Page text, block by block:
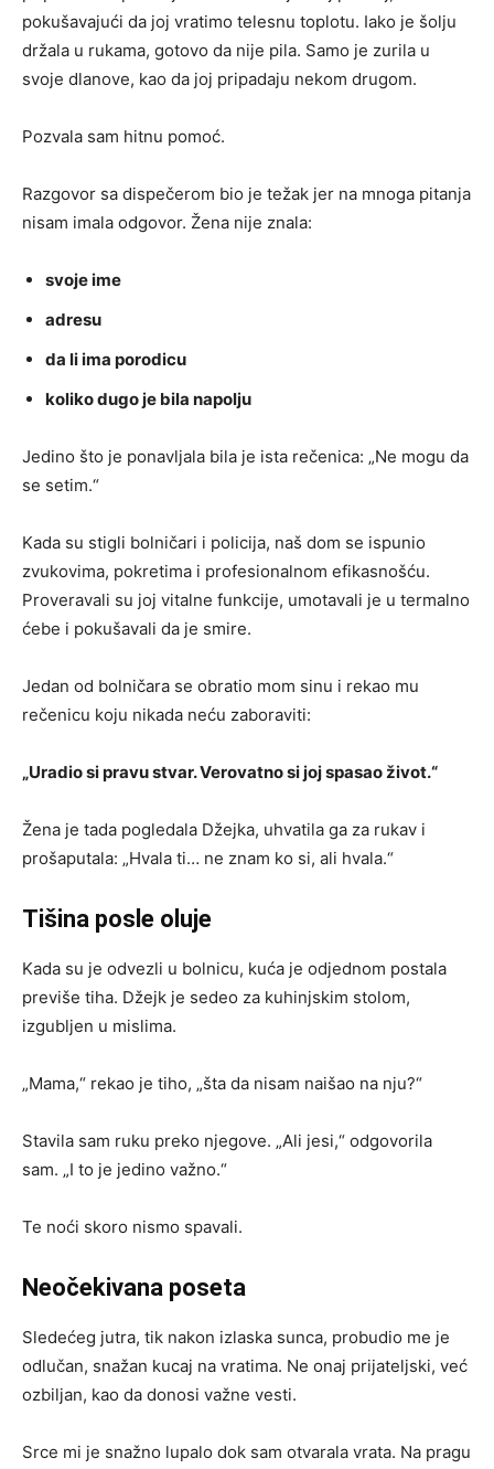
pokušavajući da joj vratimo telesnu toplotu. Iako je šolju
držala u rukama, gotovo da nije pila. Samo je zurila u
svoje dlanove, kao da joj pripadaju nekom drugom.
Pozvala sam hitnu pomoć.
Razgovor sa dispečerom bio je težak jer na mnoga pitanja
nisam imala odgovor. Žena nije znala:
svoje ime
adresu
da li ima porodicu
koliko dugo je bila napolju
Jedino što je ponavljala bila je ista rečenica: „Ne mogu da
se setim.“
Kada su stigli bolničari i policija, naš dom se ispunio
zvukovima, pokretima i profesionalnom efikasnošću.
Proveravali su joj vitalne funkcije, umotavali je u termalno
ćebe i pokušavali da je smire.
Jedan od bolničara se obratio mom sinu i rekao mu
rečenicu koju nikada neću zaboraviti:
„Uradio si pravu stvar. Verovatno si joj spasao život.“
Žena je tada pogledala Džejka, uhvatila ga za rukav i
prošaputala: „Hvala ti… ne znam ko si, ali hvala.“
Tišina posle oluje
Kada su je odvezli u bolnicu, kuća je odjednom postala
previše tiha. Džejk je sedeo za kuhinjskim stolom,
izgubljen u mislima.
„Mama,“ rekao je tiho, „šta da nisam naišao na nju?“
Stavila sam ruku preko njegove. „Ali jesi,“ odgovorila
sam. „I to je jedino važno.“
Te noći skoro nismo spavali.
Neočekivana poseta
Sledećeg jutra, tik nakon izlaska sunca, probudio me je
odlučan, snažan kucaj na vratima. Ne onaj prijateljski, već
ozbiljan, kao da donosi važne vesti.
Srce mi je snažno lupalo dok sam otvarala vrata. Na pragu